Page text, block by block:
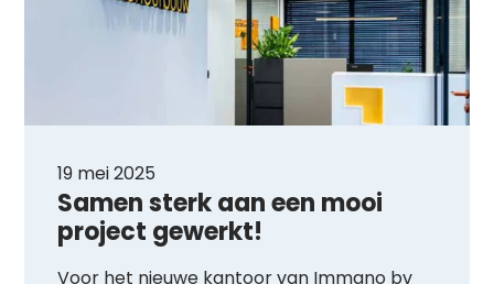
19 mei 2025
Samen sterk aan een mooi
project gewerkt!
Voor het nieuwe kantoor van Immano bv